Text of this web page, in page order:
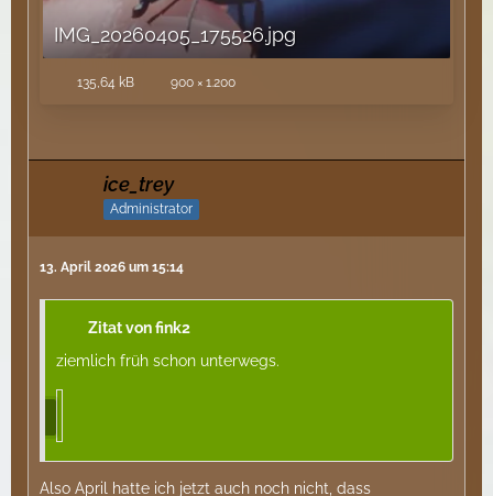
IMG_20260405_175526.jpg
135,64 kB 900 × 1.200
ice_trey
Administrator
13. April 2026 um 15:14
Zitat von fink2
ziemlich früh schon unterwegs.
Also April hatte ich jetzt auch noch nicht, dass